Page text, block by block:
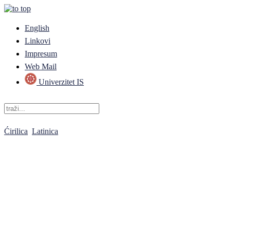
English
Linkovi
Impresum
Web Mail
Univerzitet IS
Ćirilica Latinica